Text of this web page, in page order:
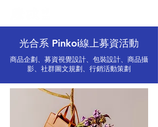
光合系 Pinkoi線上募資活動
商品企劃、募資視覺設計、包裝設計、商品攝
影、社群圖文規劃、行銷活動策劃